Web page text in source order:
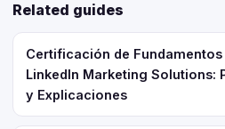
Related guides
Certificación de
LinkedIn Marketing Solutions:
y Explicaciones